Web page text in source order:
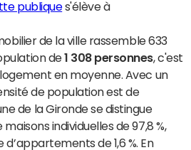
publiques'élève à
de la ville rassemble 633
de1 308 personnes, c'est
en moyenne. Avec un
de population est de
de la Gironde se distingue
individuelles de 97,8 %,
de 1,6 %. En